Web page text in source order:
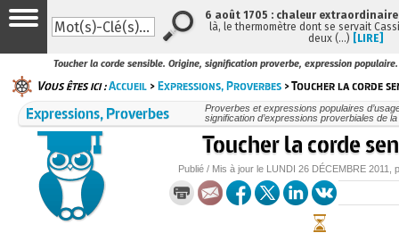
Toucher la corde sensible. Origine, signification proverbe, expression
Vous êtes ici :Accueil >Expressions, Proverbes > Toucher la corde
Expressions, Proverbes
Proverbes et expressions populaires
signification d’expressions proverbiales de
Toucher la corde
Publié / Mis à jour le LUNDI 26 DÉCEMBRE 2011 ,
6 août 1705 : chaleur
là, le thermomètre dont se servait
deux (…) [LIRE]